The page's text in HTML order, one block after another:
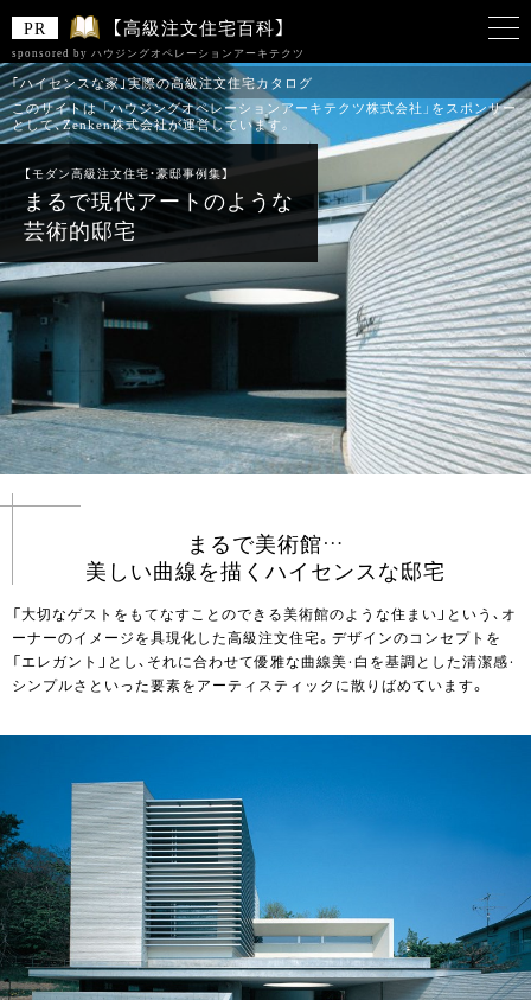
【高級注文住宅百科】
sponsored by ハウジングオペレーションアーキテクツ
｢ハイセンスな家｣実際の高級注文住宅カタログ
このサイトは 「ハウジングオペレーションアーキテクツ株式会社」をスポンサー
として、Zenken株式会社が運営しています。
【モダン高級注文住宅・豪邸事例集】
まるで現代アートのような
芸術的邸宅
まるで美術館…
美しい曲線を描くハイセンスな邸宅
「大切なゲストをもてなすことのできる美術館のような住まい」という、オ
ーナーのイメージを具現化した高級注文住宅。デザインのコンセプトを
「エレガント」とし、それに合わせて優雅な曲線美・白を基調とした清潔感・
シンプルさといった要素をアーティスティックに散りばめています。